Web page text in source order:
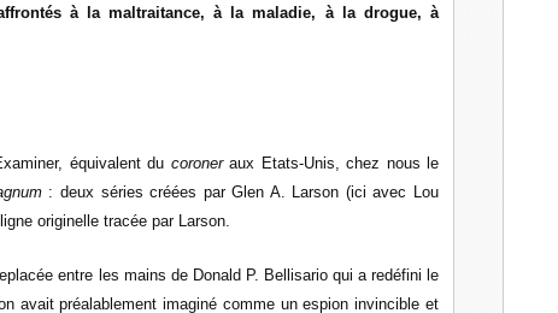
à la maltraitance, à la maladie, à la drogue, à
équivalent du coroneraux Etats-Unis, chez nous le
: deux séries créées par Glen A. Larson (ici avec Lou
originelle tracée par Larson.
entre les mains de Donald P. Bellisario qui a redéfini le
avait préalablement imaginé comme un espion invincible et